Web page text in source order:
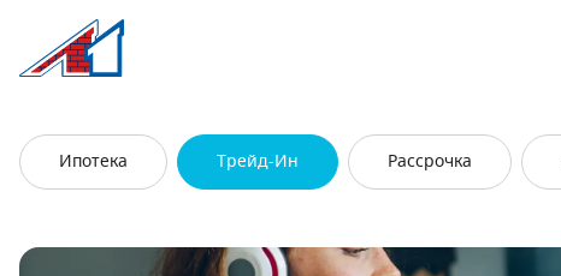
Л1 Строительная компания №1
Ипотека Трейд-Ин Рассрочка